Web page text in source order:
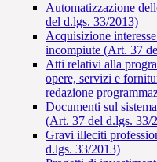
Automatizzazione
del d.lgs. 33/2013)
Acquisizione
incompiute (Art. 37
Atti relativi alla
opere, servizi e
redazione
Documenti sul
(Art. 37 del d.lgs. 33/
Gravi illeciti
d.lgs. 33/2013)